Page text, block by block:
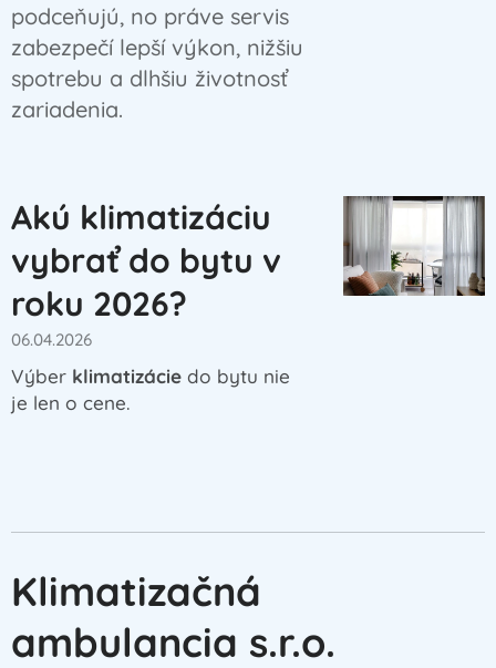
podceňujú, no práve servis
zabezpečí lepší výkon, nižšiu
spotrebu a dlhšiu životnosť
zariadenia.
Akú klimatizáciu
vybrať do bytu v
roku 2026?
06.04.2026
Výber klimatizácie do bytu nie
je len o cene.
Klimatizačná
ambulancia s.r.o.